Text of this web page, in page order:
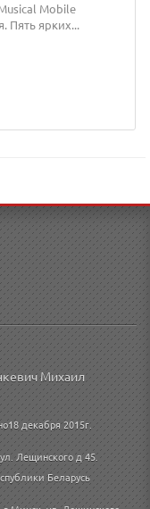
Mobile
Пять ярких...
Михаил
декабря 2015г.
Лещинского д 45.
Беларусь